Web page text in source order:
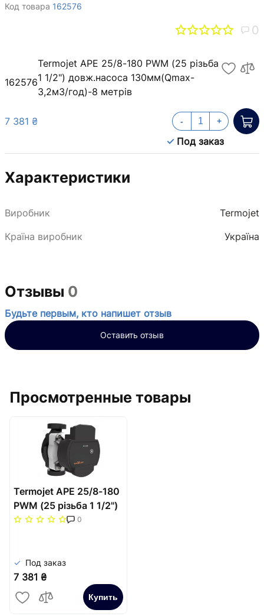
Код товара 162576
0
162576
Termojet APE 25/8-180 PWM (25 різьба
1 1/2") довж.насоса 130мм(Qmax-
3,2м3/год)-8 метрів
7 381 ₴
Под заказ
- +
Характеристики
Виробник
Termojet
Країна виробник
Україна
Отзывы 0
Будьте первым, кто напишет отзыв
Оставить отзыв
Просмотренные товары
Termojet APE 25/8-180
PWM (25 різьба 1 1/2")
довж.насоса 0
Под заказ
7 381 ₴
Купить